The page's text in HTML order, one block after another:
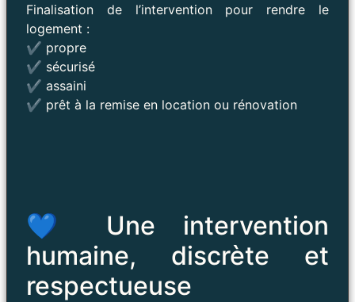
Finalisation de l’intervention pour rendre le
logement :
✔ propre
✔ sécurisé
✔ assaini
✔ prêt à la remise en location ou rénovation
💙 Une intervention
humaine, discrète et
respectueuse